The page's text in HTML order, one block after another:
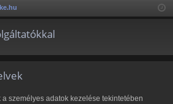
is
személyes adatok kezelése tekintetében